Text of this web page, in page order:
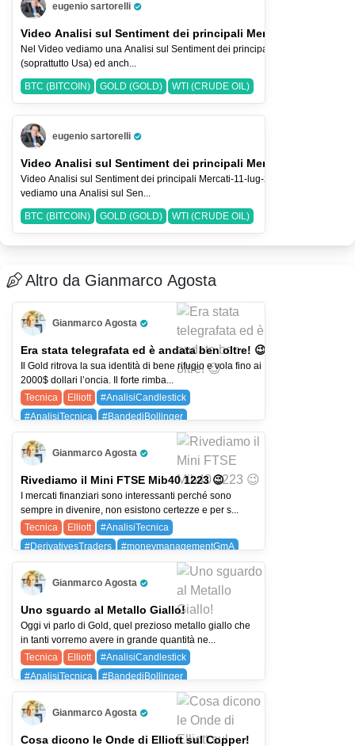
eugenio sartorelli
Pro Trader
Video Analisi sul Sentiment dei principali Mercati-19-lug-2026
Nel Video vediamo una Analisi sul Sentiment dei principali Indici Azionari
(soprattutto Usa) ed anch...
BTC (BITCOIN) GOLD (GOLD) WTI (CRUDE OIL)
eugenio sartorelli
Pro Trader
Video Analisi sul Sentiment dei principali Mercati-11-lug-2026
Video Analisi sul Sentiment dei principali Mercati-11-lug-2026 Nel Video
vediamo una Analisi sul Sen...
BTC (BITCOIN) GOLD (GOLD) WTI (CRUDE OIL)
Altro da Gianmarco Agosta
Gianmarco Agosta
Pro Trader
Era stata telegrafata ed è andata ben oltre! 😉
Il Gold ritrova la sua identità di bene rifugio e vola fino ai
2000$ dollari l’oncia. Il forte rimba...
Tecnica
Elliott
#AnalisiCandlestick
#AnalisiTecnica
#BandediBollinger
#DerivativesTraders
#MMAdiGuppy
#OndediElliott
#SistemaGmA
#SistemaOperativoGmA
GOLD (GOLD)
Gianmarco Agosta
Pro Trader
Rivediamo il Mini FTSE Mib40 1223 😉
I mercati finanziari sono interessanti perché sono
sempre in divenire, non esistono certezze e per s...
Tecnica
Elliott
#AnalisiTecnica
#DerivativesTraders
#moneymanagementGmA
#OndediElliott
#SistemaGmA
#SistemaOperativoGmA
Gianmarco Agosta
Pro Trader
Uno sguardo al Metallo Giallo!
Oggi vi parlo di Gold, quel prezioso metallo giallo che
in tanti vorremo avere in grande quantità ne...
Tecnica
Elliott
#AnalisiCandlestick
#AnalisiTecnica
#BandediBollinger
#DerivativesTraders
#MMAdiGuppy
#moneymanagementGmA
#OndediElliott
#SistemaGmA
#SistemaOperativoGmA
Gianmarco Agosta
Pro Trader
Cosa dicono le Onde di Elliott sul Copper!